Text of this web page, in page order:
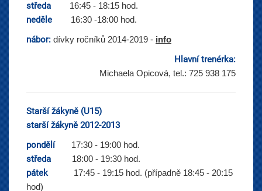
středa 16:45 - 18:15 hod.
neděle 16:30 -18:00 hod.
nábor: dívky ročníků 2014-2019 - info
Hlavní trenérka:
Michaela Opicová, tel.: 725 938 175
Starší žákyně (U15)
starší žákyně 2012-2013
pondělí
17:30 - 19:00 hod.
středa 18:00 - 19:30 hod.
pátek
17:45 - 19:15 hod. (případně 18:45 - 20:15
hod)